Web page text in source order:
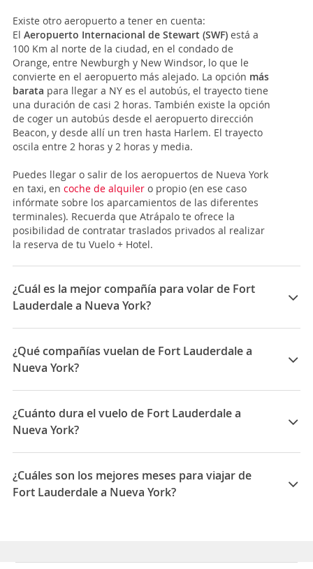
Existe otro aeropuerto a tener en cuenta:
El Aeropuerto Internacional de Stewart (SWF) está a
100 Km al norte de la ciudad, en el condado de
Orange, entre Newburgh y New Windsor, lo que le
convierte en el aeropuerto más alejado. La opción más
barata para llegar a NY es el autobús, el trayecto tiene
una duración de casi 2 horas. También existe la opción
de coger un autobús desde el aeropuerto dirección
Beacon, y desde allí un tren hasta Harlem. El trayecto
oscila entre 2 horas y 2 horas y media.
Puedes llegar o salir de los aeropuertos de Nueva York
en taxi, en coche de alquiler o propio (en ese caso
infórmate sobre los aparcamientos de las diferentes
terminales). Recuerda que Atrápalo te ofrece la
posibilidad de contratar traslados privados al realizar
la reserva de tu Vuelo + Hotel.
¿Cuál es la mejor compañía para volar de Fort
Lauderdale a Nueva York?
Las mejores compañías para viajar entre Fort
Lauderdale y Nueva York son: Delta, Jetblue, United
Airlines, Spirit
¿Qué compañías vuelan de Fort Lauderdale a
Nueva York?
Las compañías que vuelan de Fort Lauderdale a Nueva
York son: Delta, Spirit, Jetblue, United Airlines,
American Airlines
¿Cuánto dura el vuelo de Fort Lauderdale a
Nueva York?
La duración media para viajar entre Fort Lauderdale y
Nueva York es 02:57
¿Cuáles son los mejores meses para viajar de
Fort Lauderdale a Nueva York?